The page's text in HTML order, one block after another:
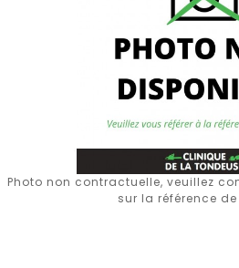
Photo non contractuelle, veuillez
sur la référence